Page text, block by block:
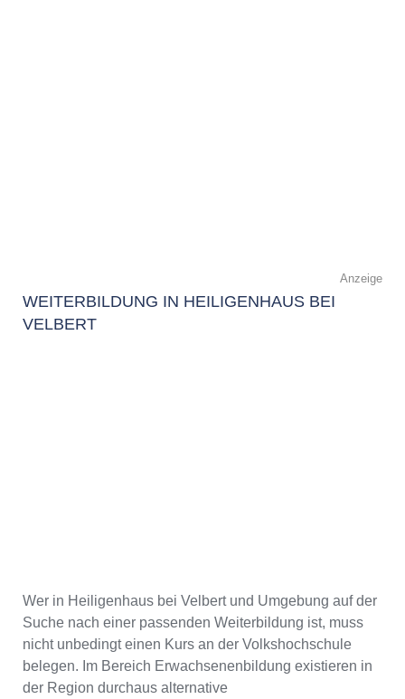
Anzeige
WEITERBILDUNG IN HEILIGENHAUS BEI
VELBERT
Wer in Heiligenhaus bei Velbert und Umgebung auf der
Suche nach einer passenden Weiterbildung ist, muss
nicht unbedingt einen Kurs an der Volkshochschule
belegen. Im Bereich Erwachsenenbildung existieren in
der Region durchaus alternative